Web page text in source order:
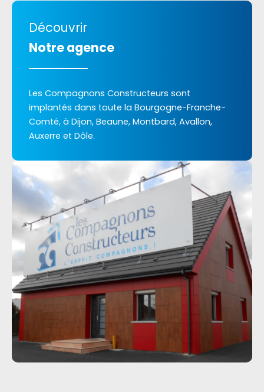
Découvrir
Notre agence
Les Compagnons Constructeurs sont
implantés dans toute la Bourgogne-Franche-
Comté, à Dijon, Beaune, Montbard, Avallon,
Auxerre et Dôle.